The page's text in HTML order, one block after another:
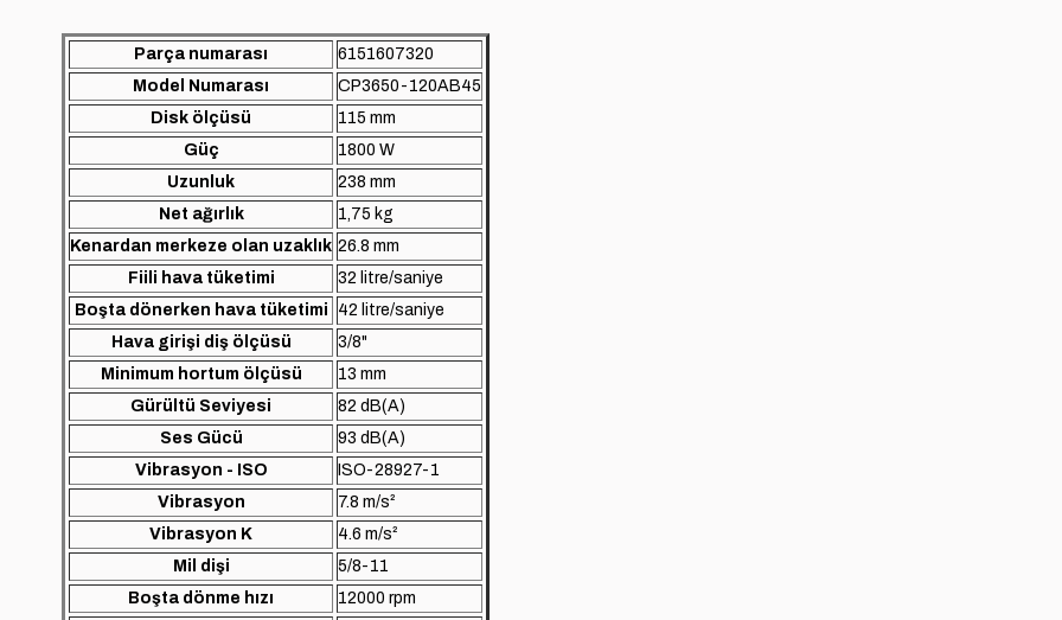
Parça numarası
6151607320
Model Numarası
CP3650-120AB45
Disk ölçüsü
115 mm
Güç
1800 W
Uzunluk
238 mm
Net ağırlık
1,75 kg
Kenardan merkeze olan uzaklık 26.8 mm
Fiili hava tüketimi
32 litre/saniye
Boşta dönerken hava tüketimi
42 litre/saniye
Hava girişi diş ölçüsü
3/8"
Minimum hortum ölçüsü
13 mm
Gürültü Seviyesi
82 dB(A)
Ses Gücü
93 dB(A)
Vibrasyon - ISO
ISO-28927-1
Vibrasyon
7.8 m/s²
Vibrasyon K
4.6 m/s²
Mil dişi
5/8-11
Boşta dönme hızı
12000 rpm